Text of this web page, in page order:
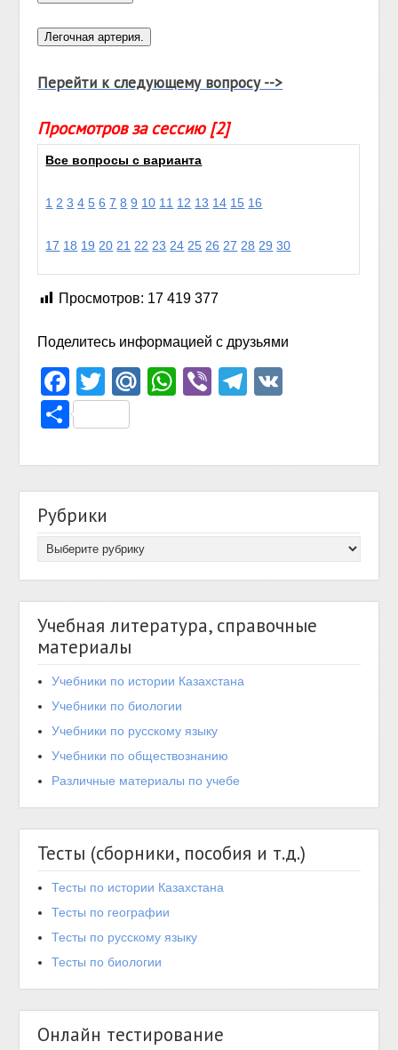
Перейти к следующему вопросу -->
Просмотров за сессию [2]
Все вопросы с варианта
1 2 3 4 5 6 7 8 9 10 11 12 13 14 15 16
17 18 19 20 21 22 23 24 25 26 27 28 29 30
Просмотров: 17 419 377
Поделитесь информацией с друзьями
Facebook
TwitterMail.Ru
WhatsApp
ViberTelegram
Отправить
Рубрики
Учебная литература, справочные
материалы
Учебники по истории Казахстана
Учебники по биологии
Учебники по русскому языку
Учебники по обществознанию
Различные материалы по учебе
Тесты (сборники, пособия и т.д.)
Тесты по истории Казахстана
Тесты по географии
Тесты по русскому языку
Тесты по биологии
Онлайн тестирование